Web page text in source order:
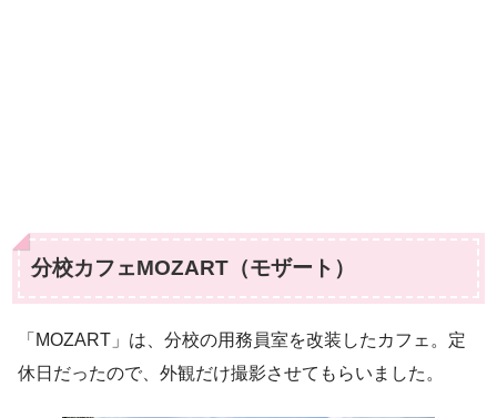
分校カフェMOZART（モザート）
「MOZART」は、分校の用務員室を改装したカフェ。定
休日だったので、外観だけ撮影させてもらいました。